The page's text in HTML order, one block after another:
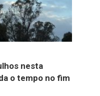
nesta
o tempo no fim